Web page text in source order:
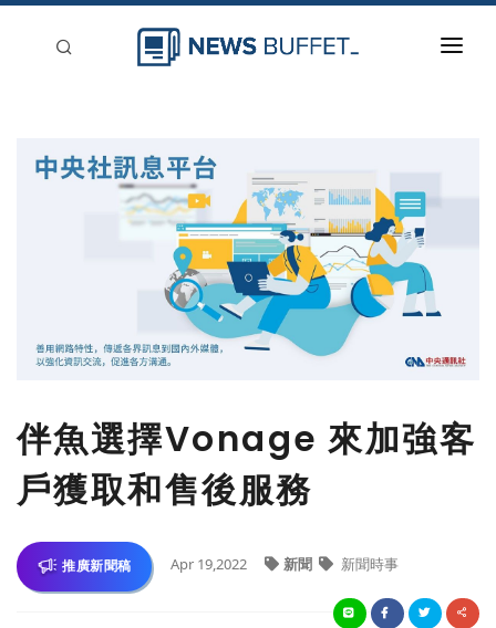
伴魚選擇Vonage 來加強客
戶獲取和售後服務
推廣新聞稿 Apr 19,2022 新聞 新聞時事